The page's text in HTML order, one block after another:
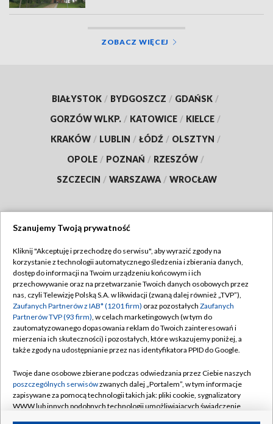
ZOBACZ WIĘCEJ
BIAŁYSTOK / BYDGOSZCZ / GDAŃSK /
GORZÓW WLKP. / KATOWICE / KIELCE /
KRAKÓW / LUBLIN / ŁÓDŹ / OLSZTYN /
OPOLE / POZNAŃ / RZESZÓW /
SZCZECIN / WARSZAWA / WROCŁAW
TVP
Abonament TVP
Emisja w TVP
Centrum informacji TVP
Naziemna Telewizja Cyfrowa
Rada Programowa
System NOS
Informacje o nadawcy
Regulamin TVP
Polityka prywatności
Moje zgody
Pomoc
Kontakt
Szanujemy Twoją prywatność
Kliknij "Akceptuję i przechodzę do serwisu", aby wyrazić zgody na
korzystanie z technologii automatycznego śledzenia i zbierania danych,
dostęp do informacji na Twoim urządzeniu końcowym i ich
przechowywanie oraz na przetwarzanie Twoich danych osobowych przez
nas, czyli Telewizję Polską S.A. w likwidacji (zwaną dalej również „TVP”),
Zaufanych Partnerów z IAB* (1201 firm) oraz pozostałych Zaufanych
Partnerów TVP (93 firm), w celach marketingowych (w tym do
zautomatyzowanego dopasowania reklam do Twoich zainteresowań i
mierzenia ich skuteczności) i pozostałych, które wskazujemy poniżej, a
także zgody na udostępnianie przez nas identyfikatora PPID do Google.
Twoje dane osobowe zbierane podczas odwiedzania przez Ciebie naszych
poszczególnych serwisówzwanych dalej „Portalem”, w tym informacje
zapisywane za pomocą technologii takich jak: pliki cookie, sygnalizatory
WWW lub innych podobnych technologii umożliwiających świadczenie